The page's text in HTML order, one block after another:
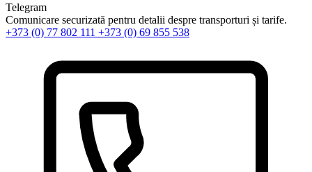
Telegram
Comunicare securizată pentru detalii despre transporturi și tarife.
+373 (0) 77 802 111 +373 (0) 69 855 538